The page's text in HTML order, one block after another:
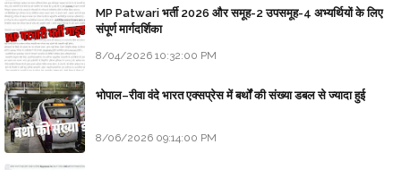
MP Patwari भर्ती 2026 और समूह-2 उपसमूह-4 अभ्यर्थियों के लिए
संपूर्ण मार्गदर्शिका
8/04/2026 10:32:00 PM
भोपाल–रीवा वंदे भारत एक्सप्रेस में बर्थों की संख्या डबल से ज्यादा हुई
8/06/2026 09:14:00 PM